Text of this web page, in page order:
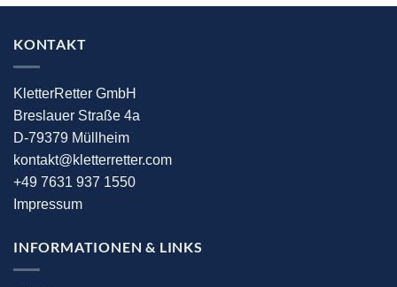
KONTAKT
KletterRetter GmbH
Breslauer Straße 4a
D-79379 Müllheim
kontakt@kletterretter.com
+49 7631 937 1550
Impressum
INFORMATIONEN & LINKS